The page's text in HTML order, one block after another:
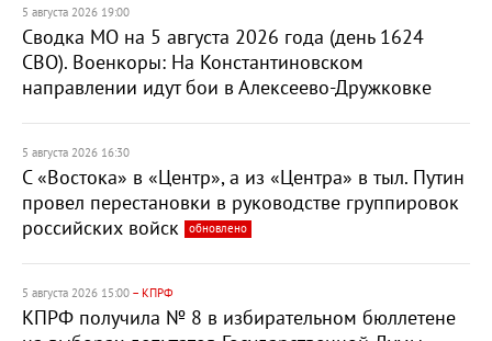
5 августа 2026 19:00
Сводка МО на 5 августа 2026 года (день 1624
СВО). Военкоры: На Константиновском
направлении идут бои в Алексеево-Дружковке
5 августа 2026 16:30
С «Востока» в «Центр», а из «Центра» в тыл. Путин
провел перестановки в руководстве группировок
российских войск
обновлено
5 августа 2026 15:00 – КПРФ
КПРФ получила № 8 в избирательном бюллетене